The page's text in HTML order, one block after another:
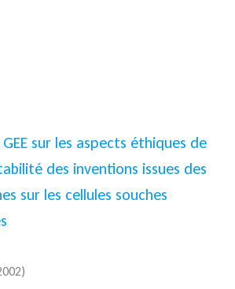
GEE sur les aspects éthiques de
des inventions issues des
sur les cellules souches